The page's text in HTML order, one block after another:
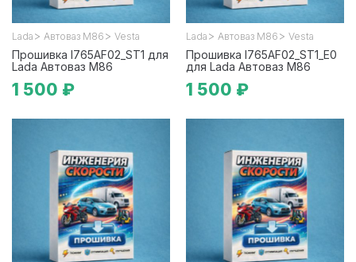
Lada > Автоваз М86 > Vesta
Прошивка I765AF02_ST1 для
Lada Автоваз М86
1 500 ₽
Lada > Автоваз М86 > Vesta
Прошивка I765AF02_ST1_E0
для Lada Автоваз М86
1 500 ₽